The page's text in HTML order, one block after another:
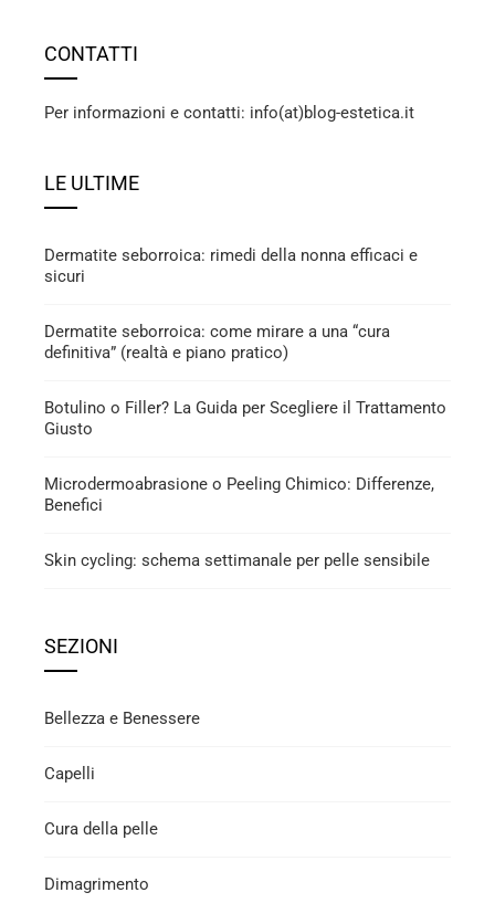
CONTATTI
Per informazioni e contatti: info(at)blog-estetica.it
LE ULTIME
Dermatite seborroica: rimedi della nonna efficaci e
sicuri
Dermatite seborroica: come mirare a una “cura
definitiva” (realtà e piano pratico)
Botulino o Filler? La Guida per Scegliere il Trattamento
Giusto
Microdermoabrasione o Peeling Chimico: Differenze,
Benefici
Skin cycling: schema settimanale per pelle sensibile
SEZIONI
Bellezza e Benessere
Capelli
Cura della pelle
Dimagrimento